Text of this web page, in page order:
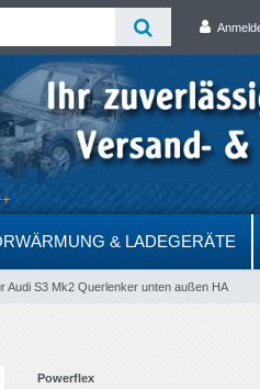
& LADEGERÄTE
Audi S3 Mk2 Querlenker unten außen HA
Powerflex